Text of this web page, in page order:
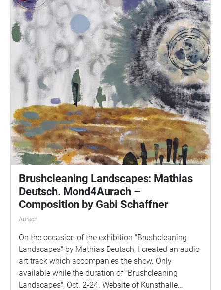
Brushcleaning Landscapes: Mathias
Deutsch. Mond4Aurach –
Composition by Gabi Schaffner
Aurach
On the occasion of the exhibition "Brushcleaning
Landscapes" by Mathias Deutsch, I created an audio
art track which accompanies the show. Only
available while the duration of "Brushcleaning
Landscapes", Oct. 2-24. Website of Kunsthalle